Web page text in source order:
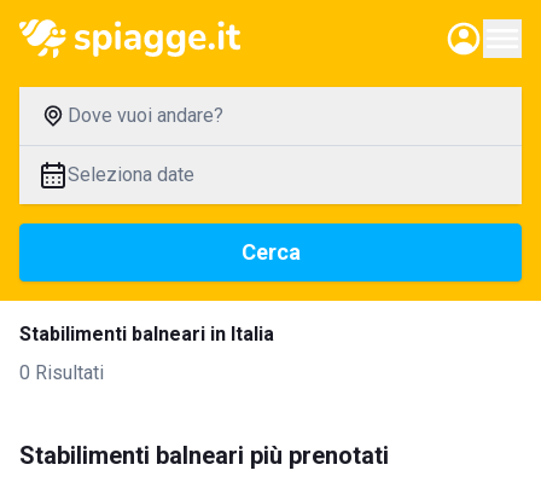
Dove vuoi andare?
Seleziona date
Cerca
Stabilimenti balneari in Italia
0 Risultati
Stabilimenti balneari più prenotati